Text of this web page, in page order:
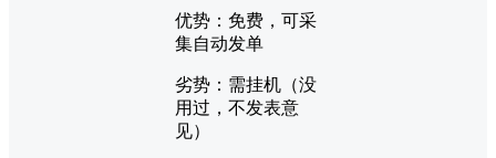
优势：免费，可采
集自动发单
劣势：需挂机（没
用过，不发表意
见）